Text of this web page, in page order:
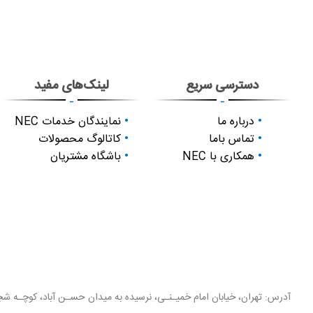
دسترسی سریع
-
درباره ما
تماس باما
همکاری با NEC
لینک‌های مفید
-
نمایندگان خدمات NEC
کاتالوگ محصولات
باشگاه مشتریان
آدرس: تهران، خیابان امام خمیـنـی، نرسیده به میدان حسـن آباد، کوچـه